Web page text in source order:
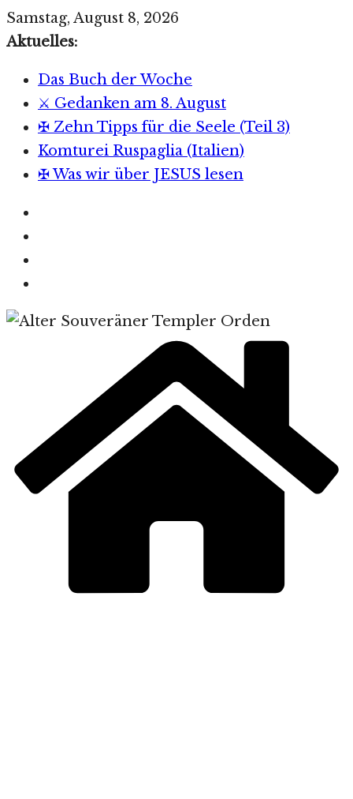
Zum
Inhalt
Samstag, August 8, 2026
Aktuelles:
Das Buch der Woche
⚔️ Gedanken am 8. August
✠ Zehn Tipps für die Seele (Teil 3)
Komturei Ruspaglia (Italien)
✠ Was wir über JESUS lesen